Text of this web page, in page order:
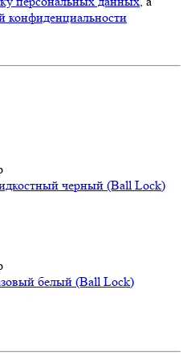
конфиденциальности
черный (Ball Lock)
белый (Ball Lock)